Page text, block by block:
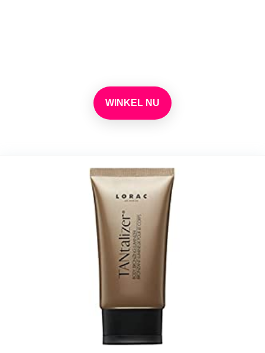
WINKEL NU